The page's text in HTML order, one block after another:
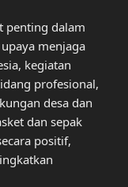
penting dalam
menjaga
kegiatan
profesional,
desa dan
dan sepak
positif,